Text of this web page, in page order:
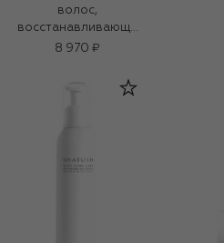
волос,
восстанавливающи
й биобаланс
8 970 ₽